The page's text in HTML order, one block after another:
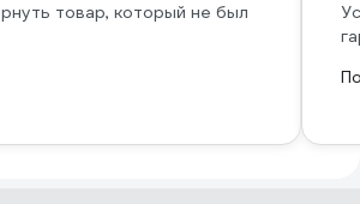
товар, который не был